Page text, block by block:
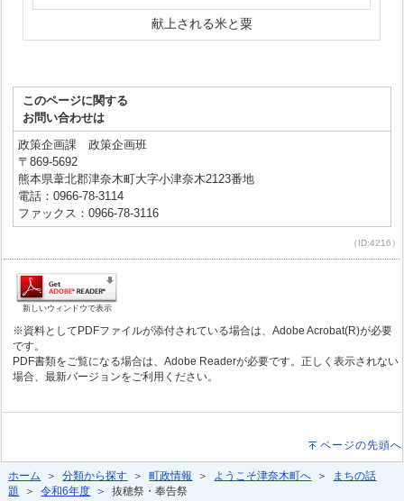
献上される米と粟
このページに関する
お問い合わせは
政策企画課 政策企画班
〒869-5692
熊本県葦北郡津奈木町大字小津奈木2123番地
電話：0966-78-3114
ファックス：0966-78-3116
（ID:4216）
新しいウィンドウで表示
※資料としてPDFファイルが添付されている場合は、Adobe Acrobat(R)が必要
です。
PDF書類をご覧になる場合は、Adobe Readerが必要です。正しく表示されない
場合、最新バージョンをご利用ください。
ページの先頭へ
ホーム ＞分類から探す ＞町政情報 ＞ ようこそ津奈木町へ ＞
まちの話
題
＞令和6年度 ＞ 抜穂祭・奉告祭